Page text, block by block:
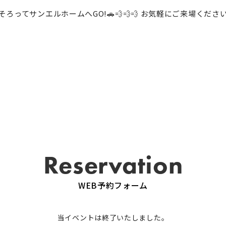
ろってサンエルホームへGO!🚗💨💨💨 お気軽にご来場くださ
Reservation
WEB予約フォーム
当イベントは終了いたしました。